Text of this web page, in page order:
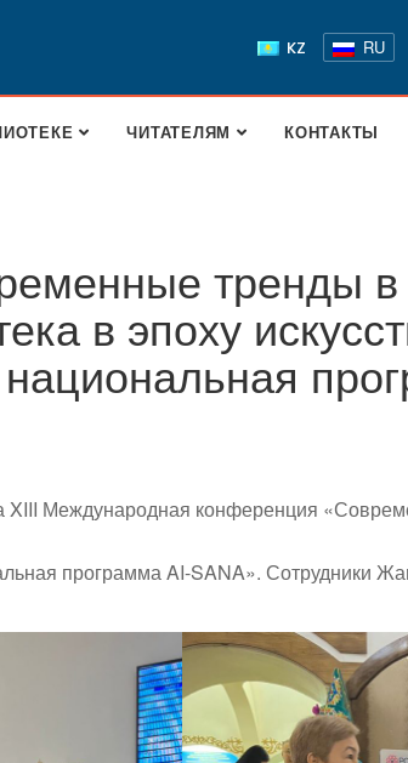
KZ RU
ЧИТАТЕЛЯМ КОНТАКТЫ
тренды в
в эпоху
XIII Международная конференция
программа AI-SANA». Сотрудники